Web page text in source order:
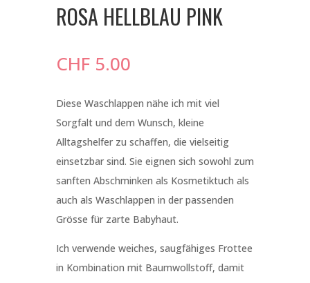
ROSA HELLBLAU PINK
CHF5.00
Diese Waschlappen nähe ich mit viel
Sorgfalt und dem Wunsch, kleine
Alltagshelfer zu schaffen, die vielseitig
einsetzbar sind. Sie eignen sich sowohl zum
sanften Abschminken als Kosmetiktuch als
auch als Waschlappen in der passenden
Grösse für zarte Babyhaut.
Ich verwende weiches, saugfähiges Frottee
in Kombination mit Baumwollstoff, damit